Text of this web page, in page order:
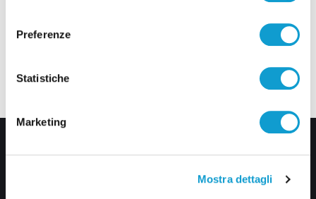
Preferenze
Statistiche
Marketing
Mostra dettagli